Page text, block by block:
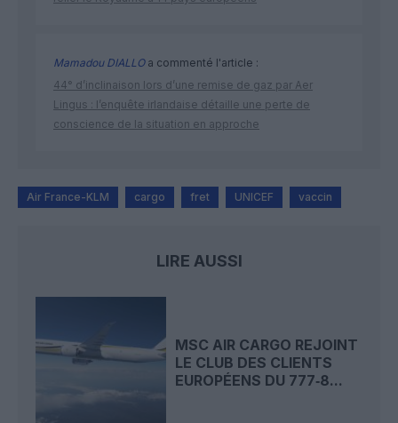
Mamadou DIALLOa commenté l'article :
44° d’inclinaison lors d’une remise de gaz par Aer
Lingus : l’enquête irlandaise détaille une perte de
conscience de la situation en approche
Air France-KLM cargo fret UNICEF vaccin
LIRE AUSSI
MSC AIR CARGO REJOINT
LE CLUB DES CLIENTS
EUROPÉENS DU 777‑8...